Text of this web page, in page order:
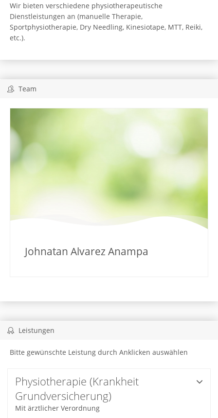
Wir bieten verschiedene physiotherapeutische
Dienstleistungen an (manuelle Therapie,
Sportphysiotherapie, Dry Needling, Kinesiotape, MTT, Reiki,
etc.).
Team
Johnatan Alvarez Anampa
Leistungen
Bitte gewünschte Leistung durch Anklicken auswählen
Physiotherapie (Krankheit
Grundversicherung)
Mit ärztlicher Verordnung